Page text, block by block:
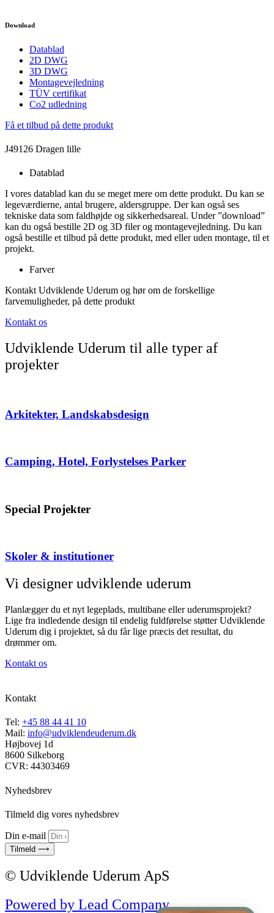
Download
Datablad
2D DWG
3D DWG
Montagevejledning
TÜV certifikat
Co2 udledning
Få et tilbud på dette produkt
J49126 Dragen lille
Datablad
I vores datablad kan du se meget mere om dette produkt. Du kan se
legeværdierne, antal brugere, aldersgruppe. Der kan også ses
tekniske data som faldhøjde og sikkerhedsareal. Under ”download”
kan du også bestille 2D og 3D filer og montagevejledning. Du kan
også bestille et tilbud på dette produkt, med eller uden montage, til et
projekt.
Farver
Kontakt Udviklende Uderum og hør om de forskellige
farvemuligheder, på dette produkt
Kontakt os
Udviklende Uderum til alle typer af
projekter
Arkitekter, Landskabsdesign
Camping, Hotel, Forlystelses Parker
Special Projekter
Skoler & institutioner
Vi designer udviklende uderum
Planlægger du et nyt legeplads, multibane eller uderumsprojekt?
Lige fra indledende design til endelig fuldførelse støtter Udviklende
Uderum dig i projektet, så du får lige præcis det resultat, du
drømmer om.
Kontakt os
Kontakt
Tel: +45 88 44 41 10
Mail: info@udviklendeuderum.dk
Højbovej 1d
8600 Silkeborg
CVR: 44303469
Nyhedsbrev
Tilmeld dig vores nyhedsbrev
Din e-mail
Tilmeld ⟶
© Udviklende Uderum ApS
Powered by Lead Company